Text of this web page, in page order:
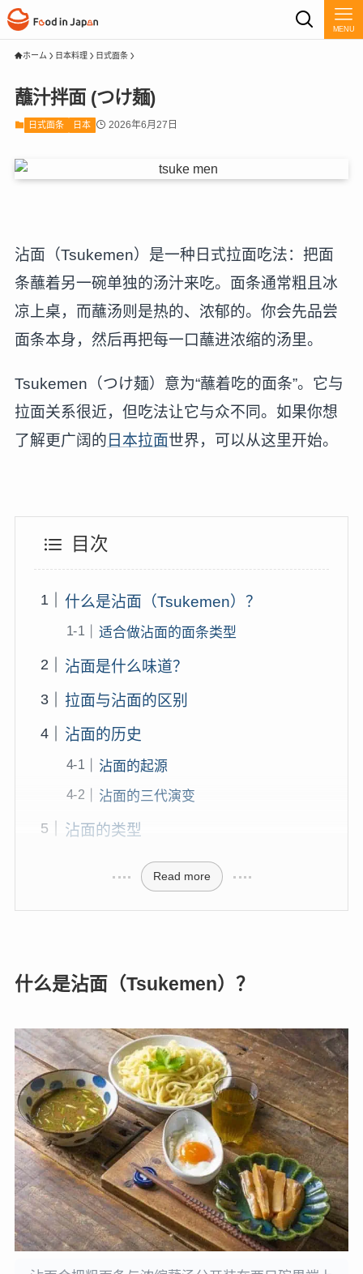
MENU
ホーム 日本料理 日式面条
蘸汁拌面 (つけ麺)
日式面条 日本 2026年6月27日
沾面（Tsukemen）是一种日式拉面吃法：把面
条蘸着另一碗单独的汤汁来吃。面条通常粗且冰
凉上桌，而蘸汤则是热的、浓郁的。你会先品尝
面条本身，然后再把每一口蘸进浓缩的汤里。
Tsukemen（つけ麺）意为“蘸着吃的面条”。它与
拉面关系很近，但吃法让它与众不同。如果你想
了解更广阔的 日本拉面世界，可以从这里开始。
目次
什么是沾面（Tsukemen）？
适合做沾面的面条类型
沾面是什么味道？
拉面与沾面的区别
沾面的历史
沾面的起源
沾面的三代演变
沾面的类型
Read more
什么是沾面（Tsukemen）？